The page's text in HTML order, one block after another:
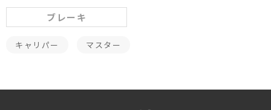
ブレーキ
キャリパー マスター